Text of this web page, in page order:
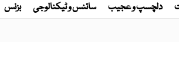
دلچسپ و عجیب سائنس و ٹیکنالوجی بزنس